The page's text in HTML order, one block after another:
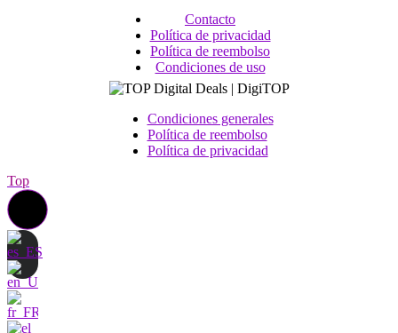
Contacto
Política de privacidad
Política de reembolso
Condiciones de uso
Condiciones generales
Política de reembolso
Política de privacidad
Top